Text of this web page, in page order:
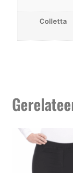
Colletta